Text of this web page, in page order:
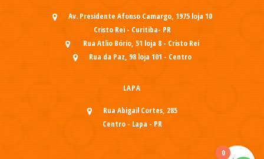
Av. Presidente Afonso Camargo, 1975 loja 10
Cristo Rei - Curitiba- PR
Rua Atlio Bório, 51 loja 8 - Cristo Rei
Rua da Paz, 98 loja 101 - Centro
LAPA
Rua Abigail Cortes, 285
Centro - Lapa - PR
0